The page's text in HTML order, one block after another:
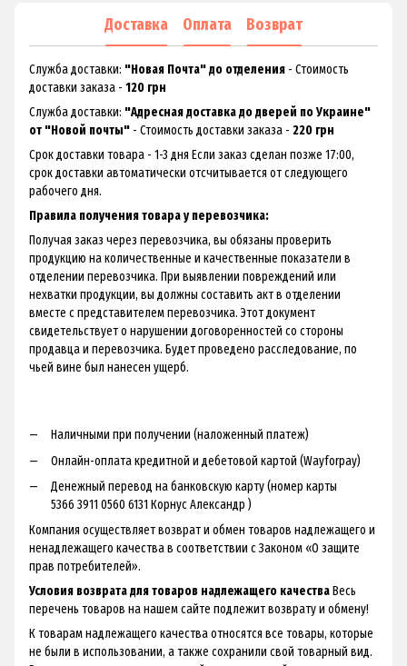
Доставка Оплата Возврат
Служба доставки: "Новая Почта" до отделения - Стоимость
доставки заказа - 120 грн
Служба доставки: "Адресная доставка до дверей по Украине"
от "Новой почты" - Стоимость доставки заказа - 220 грн
Срок доставки товара - 1-3 дня Если заказ сделан позже 17:00,
срок доставки автоматически отсчитывается от следующего
рабочего дня.
Правила получения товара у перевозчика:
Получая заказ через перевозчика, вы обязаны проверить
продукцию на количественные и качественные показатели в
отделении перевозчика. При выявлении повреждений или
нехватки продукции, вы должны составить акт в отделении
вместе с представителем перевозчика. Этот документ
свидетельствует о нарушении договоренностей со стороны
продавца и перевозчика. Будет проведено расследование, по
чьей вине был нанесен ущерб.
Наличными при получении (наложенный платеж)
Онлайн-оплата кредитной и дебетовой картой (Wayforpay)
Денежный перевод на банковскую карту (номер карты
5366 3911 0560 6131 Корнус Александр )
Компания осуществляет возврат и обмен товаров надлежащего и
ненадлежащего качества в соответствии с Законом «О защите
прав потребителей».
Условия возврата для товаров надлежащего качестваВесь
перечень товаров на нашем сайте подлежит возврату и обмену!
К товарам надлежащего качества относятся все товары, которые
не были в использовании, а также сохранили свой товарный вид.